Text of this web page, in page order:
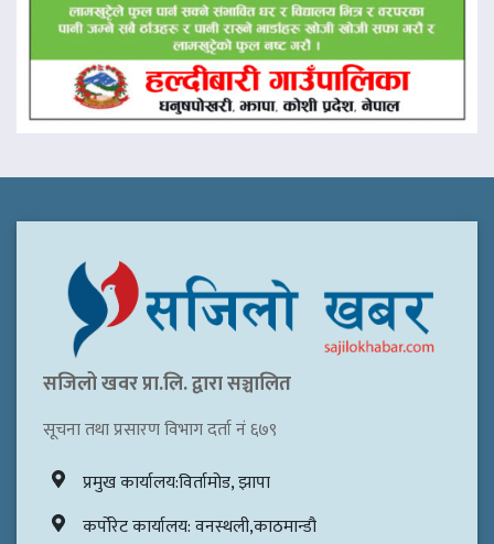
सजिलो खवर प्रा.लि. द्वारा सञ्चालित
सूचना तथा प्रसारण विभाग दर्ता नं ६७९
प्रमुख कार्यालय:विर्तामोड, झापा
कर्पोरेट कार्यालय: वनस्थली,काठमान्डौ